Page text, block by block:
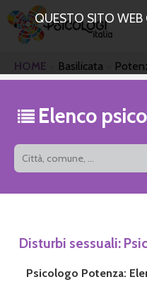
QUESTO SITO WEB
HOME Basilicata
Elenco
Disturbi sessuali:
Psicologo Potenza: